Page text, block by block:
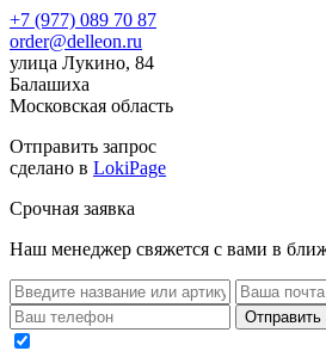
+7 (977) 089 70 87
order@delleon.ru
улица Лукино, 84
Балашиха
Московская область
Отправить запрос
сделано в LokiPage
Срочная заявка
Наш менеджер свяжется с вами в